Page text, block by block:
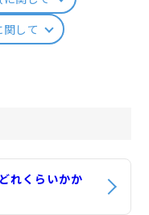
して
れくらいかか